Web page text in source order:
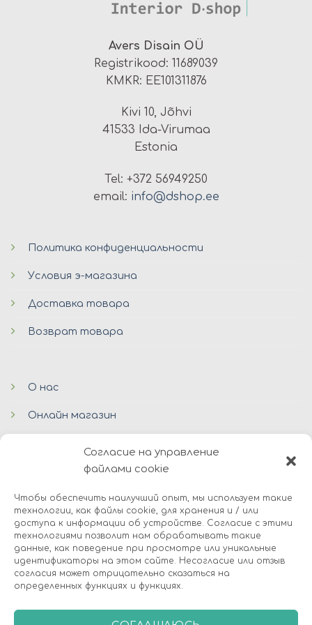
Согласие на управление
файлами cookie
Чтобы обеспечить наилучший опыт, мы используем такие
технологии, как файлы cookie, для хранения и / или
доступа к информации об устройстве. Согласие с этими
технологиями позволит нам обрабатывать такие
данные, как поведение при просмотре или уникальные
идентификаторы на этом сайте. Несогласие или отзыв
согласия может отрицательно сказаться на
определенных функциях и функциях.
Avers Disain OÜ
Registrikood: 11689039
KMKR: EE101311876
Kivi 10, Jõhvi
41533 Ida-Virumaa
Estonia
Tel: +372 56949250
email: info@dshop.ee
Политика конфиденциальности
Условия э-магазина
Доставка товара
Возврат товара
О нас
Онлайн магазин
Контакты
© 2026 Avers Disain OÜ